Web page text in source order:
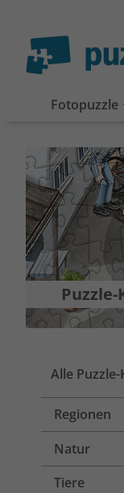
Fotopuzzle
Alle
Regionen
Natur
Tiere